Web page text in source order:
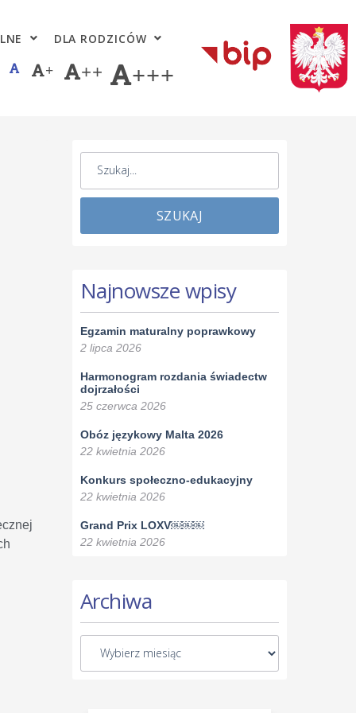
DLA RODZICÓW
+ ++ +++
SZUKAJ
Najnowsze wpisy
Egzamin maturalny poprawkowy
2 lipca 2026
Harmonogram rozdania świadectw
dojrzałości
25 czerwca 2026
Obóz językowy Malta 2026
22 kwietnia 2026
Konkurs społeczno-edukacyjny
22 kwietnia 2026
Grand Prix LOXV￼￼￼
22 kwietnia 2026
Archiwa